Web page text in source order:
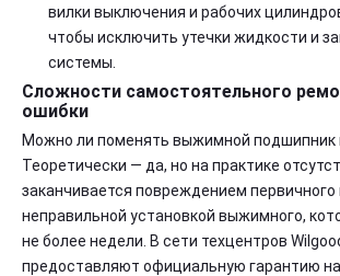
вилки выключения и рабочих
чтобы исключить утечки жидкости и
системы.
Сложности самостоятельного
ошибки
Можно ли поменять выжимной подшипник
Теоретически — да, но на практике
заканчивается повреждением первичного
неправильной установкой выжимного,
не более недели. В сети техцентров
предоставляют официальную гарантию